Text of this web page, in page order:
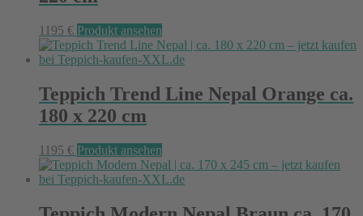
1195 € Produkt ansehen
Teppich Trend Line Nepal Orange ca.
180 x 220 cm
1195 € Produkt ansehen